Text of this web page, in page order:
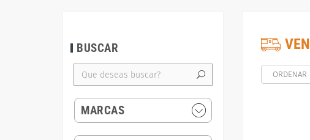
BUSCAR
MARCAS
ORDENAR